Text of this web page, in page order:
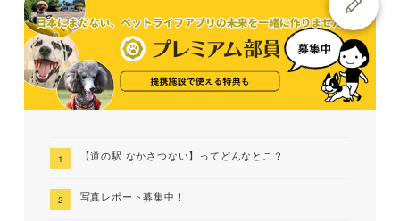
【道の駅 なかさつない】ってどんなとこ？
写真レポート募集中！